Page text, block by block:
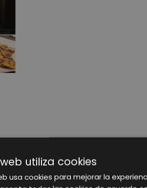
utiliza cookies
usa cookies para mejorar la